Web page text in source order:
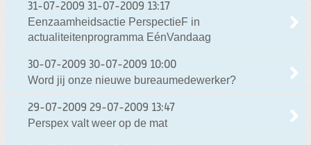
31-07-2009 31-07-2009 13:17
Eenzaamheidsactie PerspectieF in
actualiteitenprogramma EénVandaag
30-07-2009 30-07-2009 10:00
Word jij onze nieuwe bureaumedewerker?
29-07-2009 29-07-2009 13:47
Perspex valt weer op de mat